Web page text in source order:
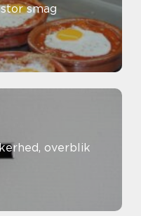
smag